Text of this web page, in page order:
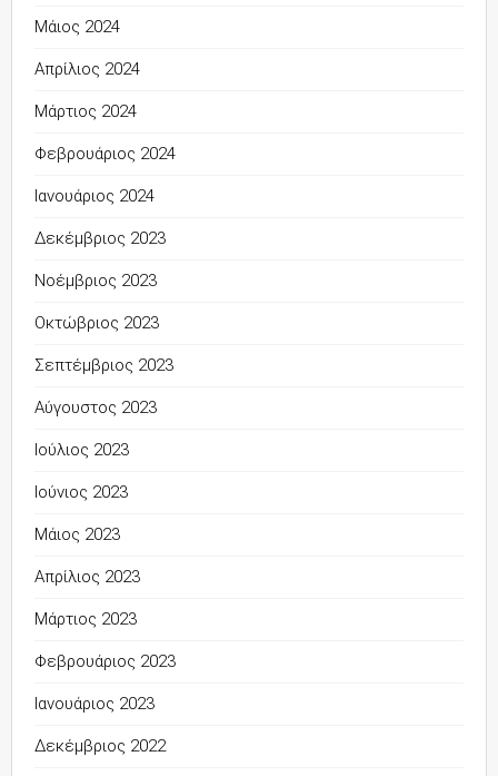
Μάιος 2024
Απρίλιος 2024
Μάρτιος 2024
Φεβρουάριος 2024
Ιανουάριος 2024
Δεκέμβριος 2023
Νοέμβριος 2023
Οκτώβριος 2023
Σεπτέμβριος 2023
Αύγουστος 2023
Ιούλιος 2023
Ιούνιος 2023
Μάιος 2023
Απρίλιος 2023
Μάρτιος 2023
Φεβρουάριος 2023
Ιανουάριος 2023
Δεκέμβριος 2022